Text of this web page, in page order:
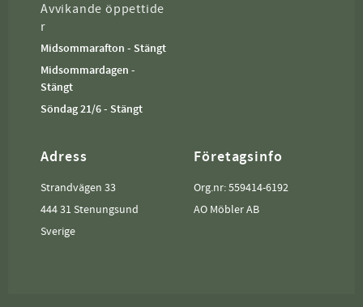
Avvikande öppettide
r
Midsommarafton - Stängt
Midsommardagen -
Stängt
Söndag 21/6 - Stängt
Adress
Strandvägen 33
444 31 Stenungsund
Sverige
Företagsinfo
Org.nr: 559414-6192
AO Möbler AB